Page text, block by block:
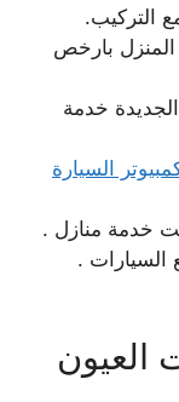
التركيب.
المنزل بارخص
خدمة
السيارة
خدمة منازل .
السيارات .
العيون